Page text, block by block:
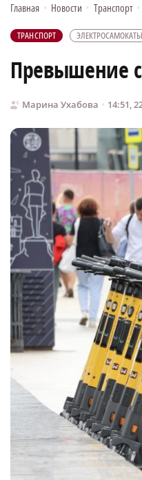
Главная • Новости • Транспорт •
ТРАНСПОРТ ЭЛЕКТРОСАМОКАТЫ
Превышение
Марина Ухабова 14:51,